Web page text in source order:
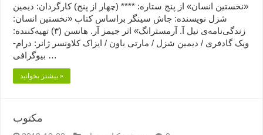
«نخستین انسان» از پنج ستاره: **** (چهار از پنج) کارگردان: دیمین
شزل نویسنده: جاش سینگر براساس کتاب «نخستین انسان:
زندگی‌نامه‌ی نیل آ. آرمسترانگ» اثر جیمز آر. هانسن (۳) تهیه‌کننده:
ویک گادفری / دیمین شزل / مارتی باون / ایزاک کلاونسر ژانر: درام-
بیوگرافی …
بیشتر بخوانید »
مکتوب